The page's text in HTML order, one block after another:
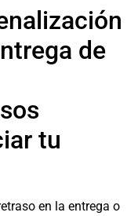
de
tu
en la entrega o